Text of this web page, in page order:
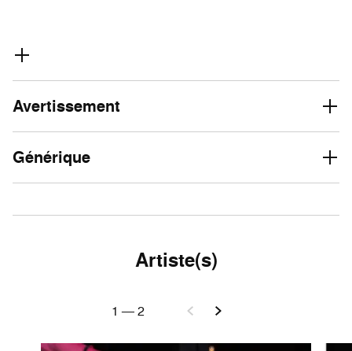
Avertissement
Générique
Artiste(s)
1 —2